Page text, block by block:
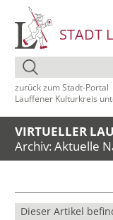
STADT
zurück zum Stadt‑Portal
Lauffener Kulturkreis
VIRTUELLER
Archiv: Aktuelle
Dieser Artikel